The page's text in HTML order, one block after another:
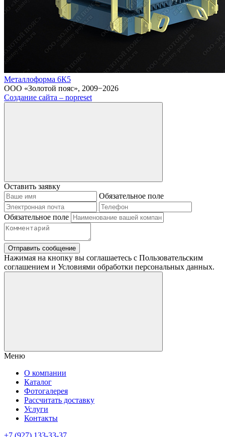
Металлоформа 6К5
ООО «Золотой пояс», 2009−2026
Создание сайта – nopreset
Оставить заявку
Обязательное поле
Обязательное поле
Отправить сообщение
Нажимая на кнопку вы соглашаетесь с Пользовательским
соглашением и Условиями обработки персональных данных.
Меню
О компании
Каталог
Фотогалерея
Рассчитать доставку
Услуги
Контакты
+7 (927) 133-33-37